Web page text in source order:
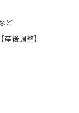
ど
産後調整】